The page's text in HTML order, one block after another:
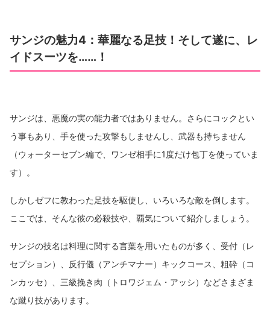
サンジの魅力4：華麗なる足技！そして遂に、レ
イドスーツを……！
サンジは、悪魔の実の能力者ではありません。さらにコックとい
う事もあり、手を使った攻撃もしませんし、武器も持ちません
（ウォーターセブン編で、ワンゼ相手に1度だけ包丁を使っていま
す）。
しかしゼフに教わった足技を駆使し、いろいろな敵を倒します。
ここでは、そんな彼の必殺技や、覇気について紹介しましょう。
サンジの技名は料理に関する言葉を用いたものが多く、受付（レ
セプション）、反行儀（アンチマナー）キックコース、粗砕（コ
ンカッセ）、三級挽き肉（トロワジェム・アッシ）などさまざま
な蹴り技があります。